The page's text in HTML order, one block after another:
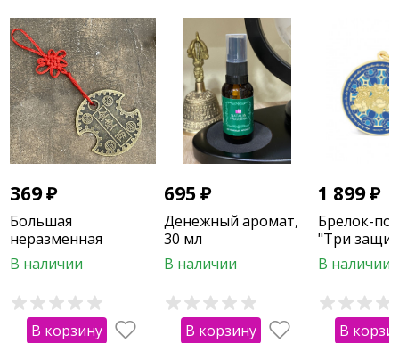
369₽
Большая
неразменная
монета
В наличии
В корзину
695₽
Денежный аромат,
30 мл
В наличии
В корзину
1 899₽
Брелок-
"Три
круге
В наличии
В